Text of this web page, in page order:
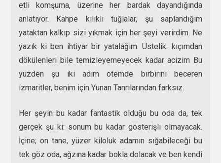
etli komşuma, üzerine her bardak dayandığında
anlatıyor. Kahpe kılıklı tuğlalar, şu saplandığım
yataktan kalkıp sizi yıkmak için her şeyi verirdim. Ne
yazık ki ben ihtiyar bir yatalağım. Üstelik. kıçımdan
dökülenleri bile temizleyemeyecek kadar acizim Bu
yüzden şu iki adım ötemde birbirini beceren
izmaritler, benim için Yunan Tanrılarından farksız.
Her şeyin bu kadar fantastik olduğu bu oda da, tek
gerçek şu ki: sonum bu kadar gösterişli olmayacak.
İçine; on tane, yüzer kiloluk adamın sığabileceği bu
tek göz oda, ağzına kadar bokla dolacak ve ben kendi